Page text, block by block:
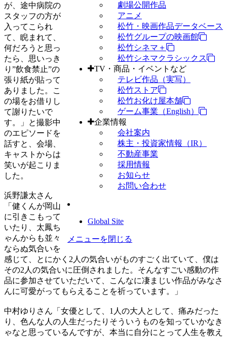
劇場公開作品
アニメ
松竹・映画作品データベース
松竹グループの映画館
松竹シネマ＋
松竹シネマクラシックス
TV・商品・イベントなど
テレビ作品（実写）
松竹ストア
松竹お化け屋本舗
ゲーム事業（English）
企業情報
会社案内
株主・投資家情報（IR）
不動産事業
採用情報
お知らせ
お問い合わせ
Global Site
メニューを閉じる
が、途中病院の
スタッフの方が
入ってこられ
て、睨まれて、
何だろうと思っ
たら、思いっき
り”飲食禁止”の
張り紙が貼って
ありました。こ
の場をお借りし
て謝りたいで
す。」と撮影中
のエピソードを
話すと、会場、
キャストからは
笑いが起こりま
した。
浜野謙太さん
「健くんが岡山
に引きこもって
いたり、太鳳ち
ゃんからも並々
ならぬ気合いを
感じて、とにかく2人の気合いがものすごく出ていて、僕は
その2人の気合いに圧倒されました。そんなすごい感動の作
品に参加させていただいて、こんなに凄まじい作品がみなさ
んに可愛がってもらえることを祈っています。」
中村ゆりさん「女優として、1人の大人として、痛みだった
り、色んな人の人生だったりそういうものを知っていかなき
ゃなと思っているんですが、本当に自分にとって人生を教え